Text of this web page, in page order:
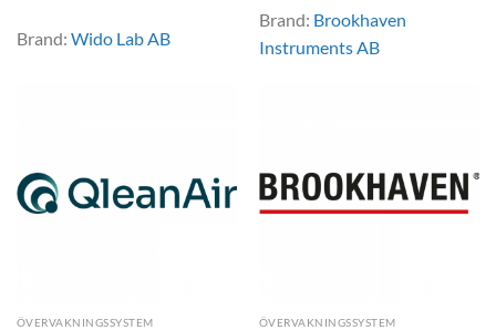
Brand: Wido Lab AB
Brand: Brookhaven
Instruments AB
ÖVERVAKNINGSSYSTEM ÖVERVAKNINGSSYSTEM